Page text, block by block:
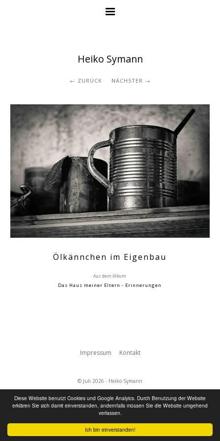
Ich bin einverstanden!
Diese Website benutzt Cookies und Google Analyics. Durch Benutzung der Website
erklären Sie sich damit einverstanden, andernfalls müssen Sie die Website umgehend
verlassen.
Heiko Symann
ZURÜCK NÄCHSTER
Ölkännchen im Eigenbau
Aus dem Album
Das Haus meiner Eltern - Erinnerungen
Impressum Kontakt
© Juli 2026 - Heiko Symann